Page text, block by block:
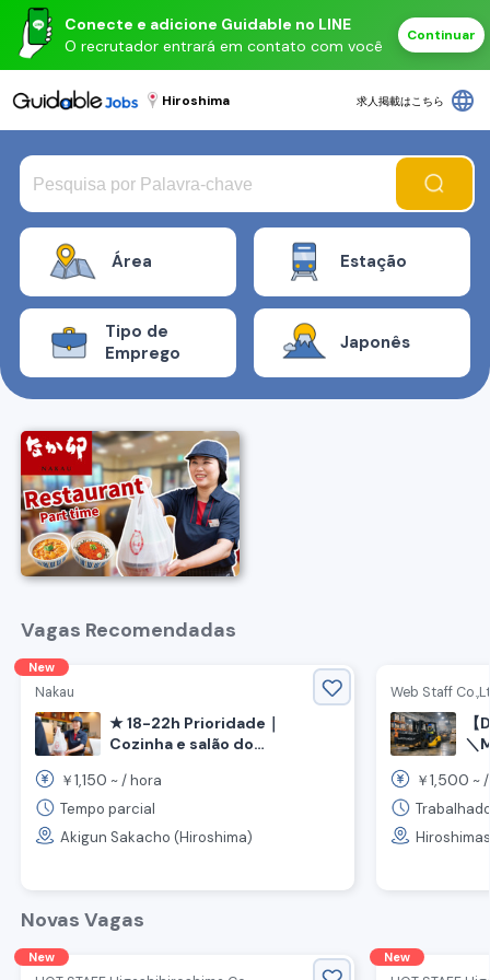
Conecte e adicione Guidable no LINE
O recrutador entrará em contato com você
Continuar
Hiroshima 求人掲載はこちら language
Área Estação
Tipo de
Emprego
Japonês
Vagas Recomendadas
New
Nakau
★ 18-22h Prioridade｜
Cozinha e salão do
machi, Aki-gun, Prefeitura de
Hiroshima, Estação Yano》
￥1,150 ~ /hora
Tempo parcial
Akigun Sakacho (Hiroshima)
Web Staff
＼
de
￥1,500 ~
Novas Vagas
New New